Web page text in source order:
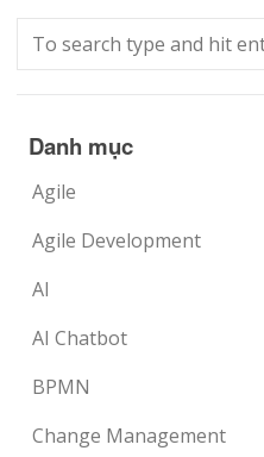
Danh mục
Agile
Agile Development
AI
AI Chatbot
BPMN
Change Management